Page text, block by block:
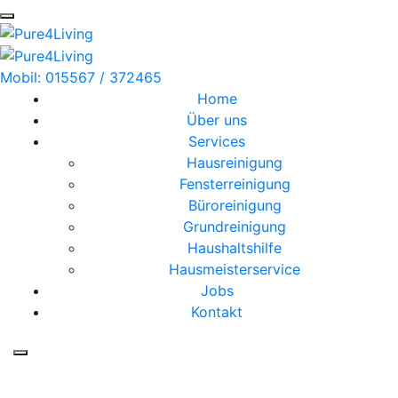
Mobil: 015567 / 372465
Home
Über uns
Services
Hausreinigung
Fensterreinigung
Büroreinigung
Grundreinigung
Haushaltshilfe
Hausmeisterservice
Jobs
Kontakt